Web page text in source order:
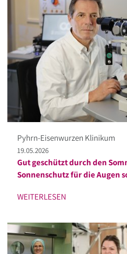
Pyhrn-Eisenwurzen Klinikum
19.05.2026
Gut geschützt durch den
Sonnenschutz für die Augen
WEITERLESEN